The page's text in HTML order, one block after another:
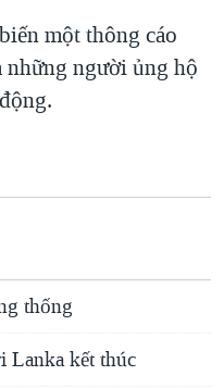
một thông cáo
những người ủng hộ
thống
Lanka kết thúc